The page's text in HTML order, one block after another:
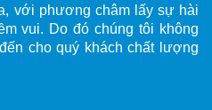
với phương châm lấy sự hài
vui. Do đó chúng tôi không
cho quý khách chất lượng